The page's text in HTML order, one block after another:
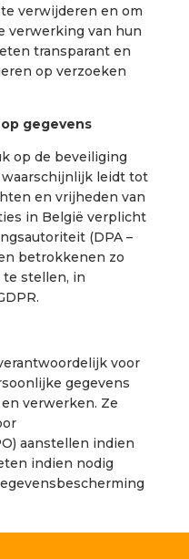
verwijderen en om
verwerking van hun
transparant en
op verzoeken
gegevens
op de beveiliging
leidt tot
en vrijheden van
in België verplicht
(DPA –
betrokkenen zo
stellen, in
voor
gegevens
verwerken. Ze
aanstellen indien
indien nodig